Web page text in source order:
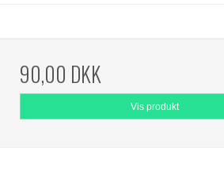
90,00 DKK
Vis produkt